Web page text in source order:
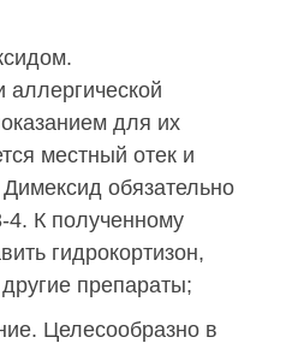
аллергической
для их
местный отек и
обязательно
4. К полученному
гидрокортизон,
препараты;
Целесообразно в